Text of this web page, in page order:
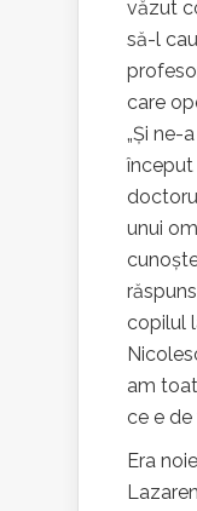
văzut
să-l
care
„Și ne-
început
unui
copilul
am
ce e de
Era